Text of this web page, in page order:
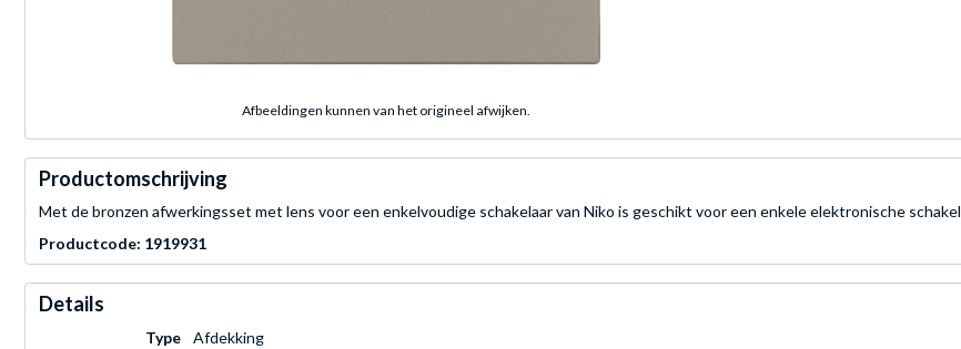
Afbeeldingen kunnen van het origineel afwijken.
Productomschrijving
Met de bronzen afwerkingsset met lens voor een enkelvoudige schakelaar van Niko is geschikt voor een enkele elektronische
Productcode: 1919931
Details
Type
Afdekking